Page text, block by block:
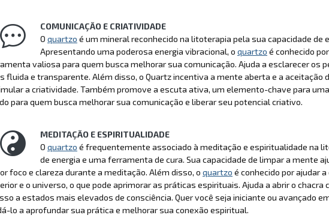
COMUNICAÇÃO E CRIATIVIDADE
O quartzo é um mineral reconhecido na litoterapia pela sua capacidade de
Apresentando uma poderosa energia vibracional, o quartzo é conhecido
valiosa para quem busca melhorar sua comunicação. Ajuda a esclarecer os
fluida e transparente. Além disso, o Quartz incentiva a mente aberta e a aceitação
a criatividade. Também promove a escuta ativa, um elemento-chave para
para quem busca melhorar sua comunicação e liberar seu potencial criativo.
MEDITAÇÃO E ESPIRITUALIDADE
O quartzo é frequentemente associado à meditação e espiritualidade na
de energia e uma ferramenta de cura. Sua capacidade de limpar a mente
foco e clareza durante a meditação. Além disso, o quartzo é conhecido por ajudar
e o universo, o que pode aprimorar as práticas espirituais. Ajuda a abrir o
a estados mais elevados de consciência. Quer você seja iniciante ou avançado
lo a aprofundar sua prática e melhorar sua conexão espiritual.